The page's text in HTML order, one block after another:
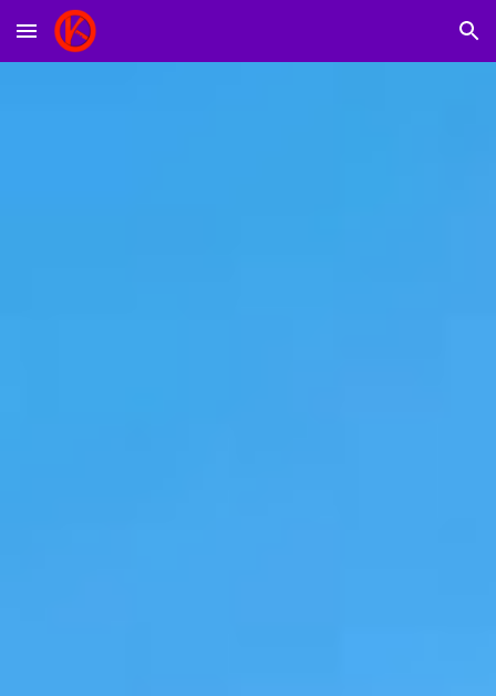
Skip to main content Skip to navigation